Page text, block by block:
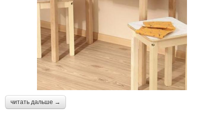
читать дальше →